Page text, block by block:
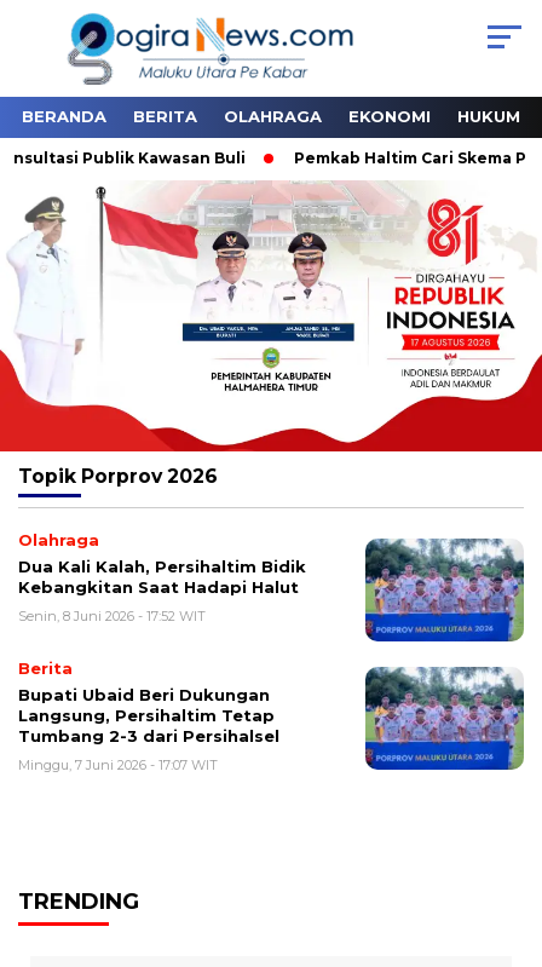
BERANDA BERITA OLAHRAGA EKONOMI HUKUM
Publik Kawasan Buli Pemkab Haltim Cari Skema
Topik Porprov 2026
Olahraga
Dua Kali Kalah, Persihaltim Bidik
Kebangkitan Saat Hadapi Halut
Senin, 8 Juni 2026 - 17:52 WIT
Berita
Bupati Ubaid Beri Dukungan
Langsung, Persihaltim Tetap
Tumbang 2-3 dari Persihalsel
Minggu, 7 Juni 2026 - 17:07 WIT
TRENDING